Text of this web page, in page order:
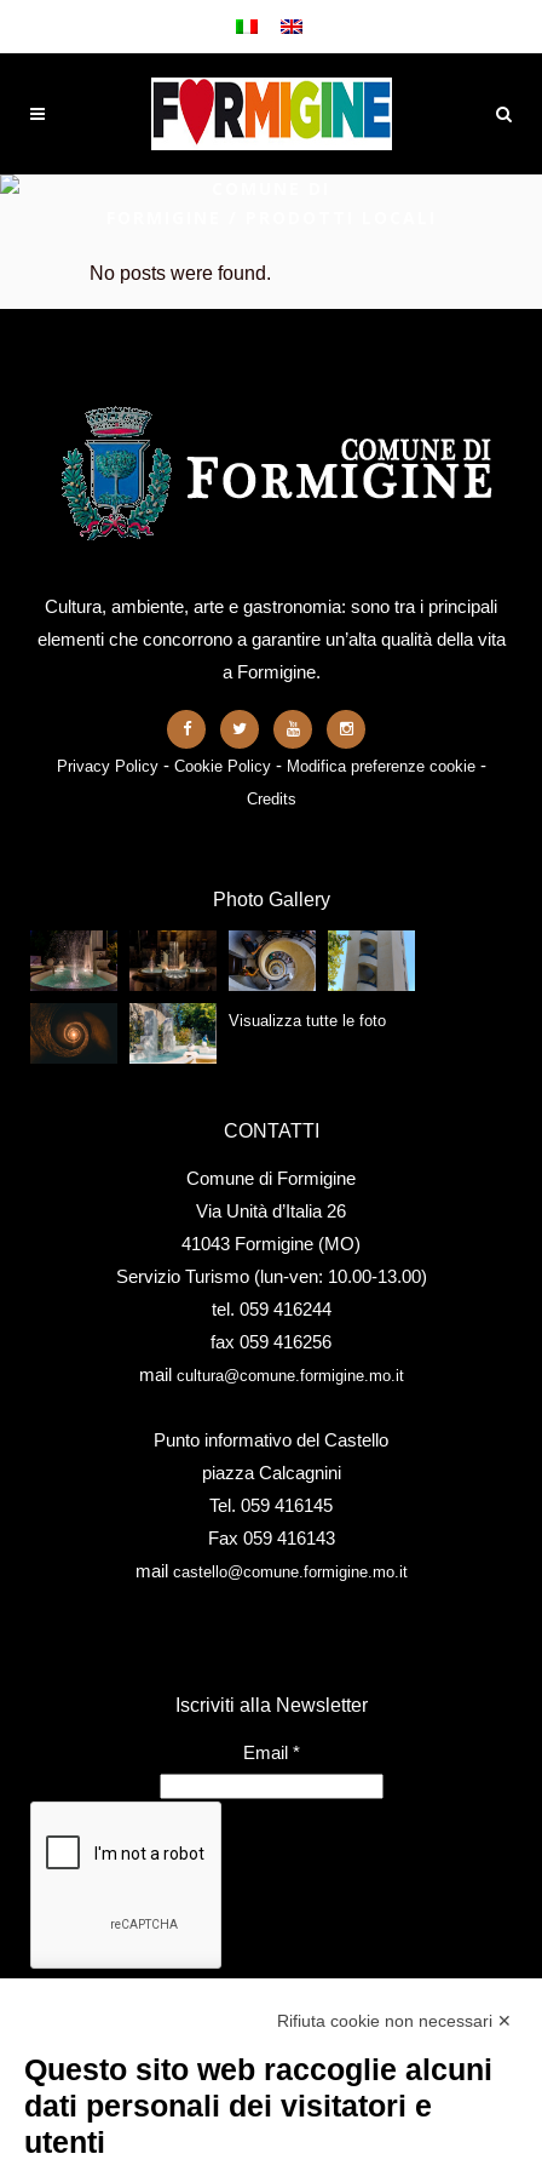
No posts were found.
Cultura, ambiente, arte e gastronomia: sono tra i principali
elementi che concorrono a garantire un’alta qualità della vita
a Formigine.
Privacy Policy- Cookie Policy- Modifica preferenze cookie-
Credits
Photo Gallery
Visualizza tutte le foto
CONTATTI
Comune di Formigine
Via Unità d’Italia 26
41043 Formigine (MO)
Servizio Turismo (lun-ven: 10.00-13.00)
tel. 059 416244
fax 059 416256
mail cultura@comune.formigine.mo.it
Punto informativo del Castello
piazza Calcagnini
Tel. 059 416145
Fax 059 416143
mail castello@comune.formigine.mo.it
Iscriviti alla Newsletter
Email *
Link utili
- Ufficio di informazione e accoglienza turistica di Maranello, Fiorano
Rifiuta cookie non necessari ✕
Questo sito web raccoglie alcuni
dati personali dei visitatori e
utenti